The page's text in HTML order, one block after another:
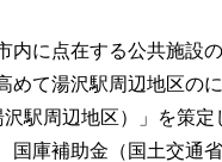
に点在する公共施設
て湯沢駅周辺地区の
駅周辺地区）」を策定
庫補助金（国土交通